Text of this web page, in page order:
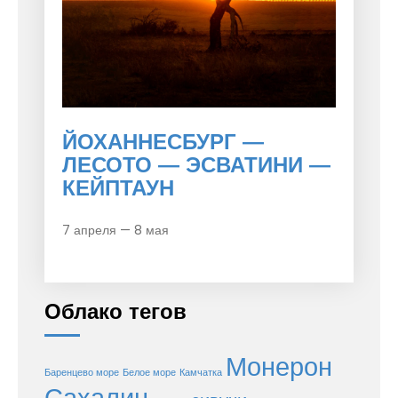
ЙОХАННЕСБУРГ —
ЛЕСОТО — ЭСВАТИНИ —
КЕЙПТАУН
7 апреля — 8 мая
Облако тегов
Баренцево море Белое море Камчатка Монерон